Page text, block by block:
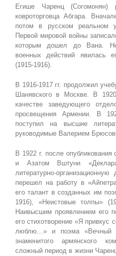
Егише Чаренц
ковроторговца Абгара.
потом в русском реальном
Первой мировой войны
которым дошел до Вана.
военных действий явилась
(1915-1916).
В 1916-1917 гг. продолжил
Шанявского в Москве. В
качестве заведующего
просвещения Армении. В
поступил на высшие
руководимые Валерием
В 1922 г. после
и Азатом Вштуни
литературно-
перешел на работу в
его талант в созданных им
1916), «Неистовые толпы»
Наивысшим проявлением его
его стихотворение «Я привкус
люблю…» и поэма «Вечный
знаменитого армянского
сложный период в жизни